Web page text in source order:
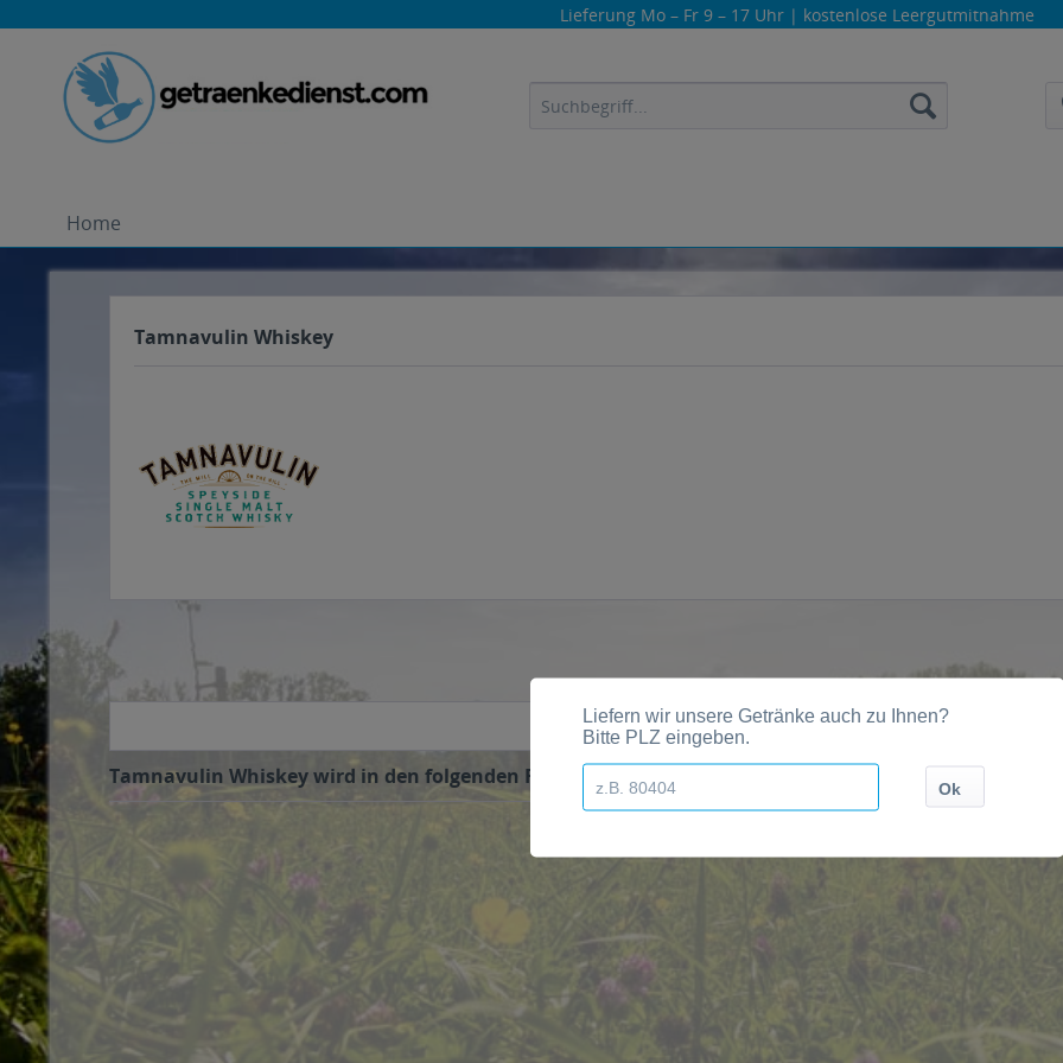
Lieferung Mo – Fr 9 – 17 Uhr | kostenlose Leergutmitnahme
Home
Tamnavulin Whiskey
Tamnavulin Whiskey wird in den folgenden Regionen, Städten, Orten und Postleitzahl-Gebieten